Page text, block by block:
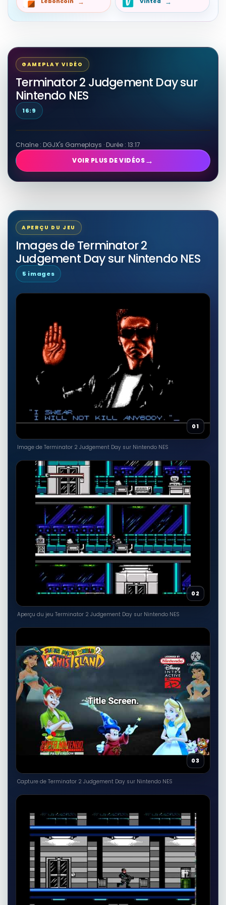
GAMEPLAY VIDÉO
Terminator 2 Judgement Day sur
Nintendo NES
16:9
Chaîne : DGJX's Gameplays · Durée : 13:17
VOIR PLUS DE VIDÉOS→
APERÇU DU JEU
Images de Terminator 2
Judgement Day sur Nintendo NES
5 images
01
Image de Terminator 2 Judgement Day sur Nintendo NES
02
Aperçu du jeu Terminator 2 Judgement Day sur Nintendo NES
03
Capture de Terminator 2 Judgement Day sur Nintendo NES